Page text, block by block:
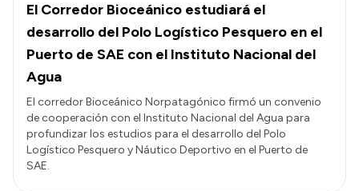
El Corredor Bioceánico estudiará el
desarrollo del Polo Logístico Pesquero en el
Puerto de SAE con el Instituto Nacional del
Agua
El corredor Bioceánico Norpatagónico firmó un convenio
de cooperación con el Instituto Nacional del Agua para
profundizar los estudios para el desarrollo del Polo
Logístico Pesquero y Náutico Deportivo en el Puerto de
SAE.